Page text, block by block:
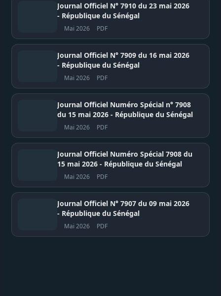
Journal Officiel N° 7910 du 23 mai 2026
- République du Sénégal
Mai 2026 PDF
Journal Officiel N° 7909 du 16 mai 2026
- République du Sénégal
Mai 2026 PDF
Journal Officiel Numéro Spécial n° 7908
du 15 mai 2026 - République du Sénégal
Mai 2026 PDF
Journal Officiel Numéro Spécial 7908 du
15 mai 2026 - République du Sénégal
Mai 2026 PDF
Journal Officiel N° 7907 du 09 mai 2026
- République du Sénégal
Mai 2026 PDF